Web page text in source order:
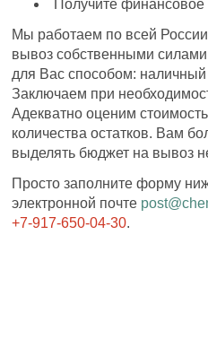
Получите финансовое
Мы работаем по всей
вывоз собственными
для Вас способом: наличный
Заключаем при
Адекватно оценим
количества остатков. Вам
выделять бюджет на вывоз
Просто заполните форму
электронной почте
+7-917-650-04-30.